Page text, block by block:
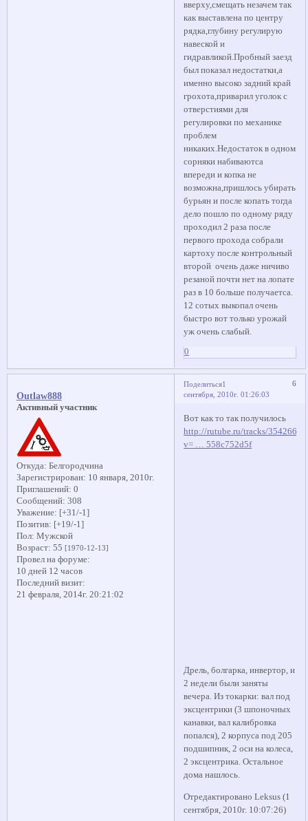
вверху,смещать незачем так
как выставлена по центру
рядка,глубину регулирую
навеской и
гидравликой.Пробный заезд
был показал недостатки,а
именно высоко задний край
грохота,приварил уголок с
отверстиями для
регулировки по механике
проблем
никаких.Недостаток в одном
сорняки набиваютса
впереди и копка не
возможна,пришлось убирать
бурьян и после копать тогда
дело пошло по одному ряду
проходил 2 раза после
первого прохода собрали
картоху после контрольный
второй очень даже ничиво
резаной почти нет на лопате
раз в 10 больше получаетса.
12 сотых выкопал очень
быстро вот только урожай
уж очень слабый.
0
Поделиться 6
1
сентября, 2010г. 01:26:03
Outlaw888
Активный участник
Откуда: Белгородчина
Зарегистрирован: 10 января, 2010г.
Приглашений: 0
Сообщений: 308
Уважение: [+31/-1]
Позитив: [+19/-1]
Пол: Мужской
Возраст: 55 [1970-12-13]
Провел на форуме:
10 дней 12 часов
Последний визит:
21 февраля, 2014г. 20:21:02
Вот как то так получилось
http://rutube.ru/tracks/
v= … 558c752d5f
Дрель, болгарка, инвертор, и
2 недели были заняты
вечера. Из токарки: вал под
эксцентрики (3 шпоночных
канавки, вал калибровка
попался), 2 корпуса под 205
подшипник, 2 оси на колеса,
2 эксцентрика. Остальное
дома нашлось.
Отредактировано Leksus (1
сентября, 2010г. 10:07:26)